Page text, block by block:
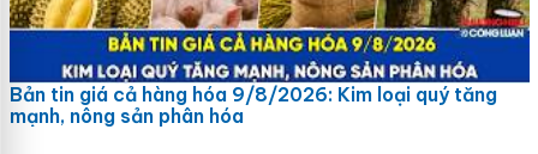
Bản tin giá cả hàng hóa 9/8/2026: Kim loại quý tăng
mạnh, nông sản phân hóa